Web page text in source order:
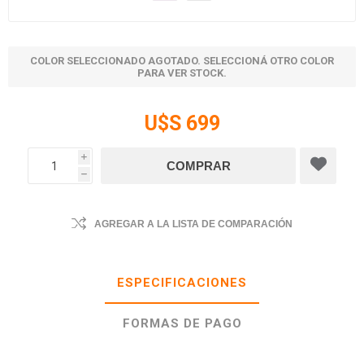
COLOR SELECCIONADO AGOTADO. SELECCIONÁ OTRO COLOR
PARA VER STOCK.
U$S 699
i
h
AGREGAR A LA LISTA DE COMPARACIÓN
ESPECIFICACIONES
FORMAS DE PAGO